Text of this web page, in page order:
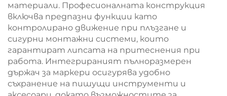
материали. Професионалната конструкция
включва предпазни функции като
контролирано движение при плъзгане и
сигурни монтажни системи, които
гарантират липсата на притеснения при
работа. Интегрираният пълноразмерен
държач за маркери осигурява удобно
съхранение на пишущи инструменти и